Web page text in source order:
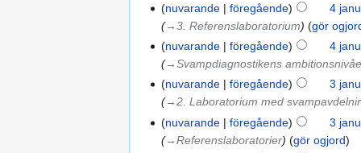
nuvarande
föregående
4
→‎3. Referenslaboratorium
gör
nuvarande
föregående
4
→‎Svampdiagnostikens
nuvarande
föregående
3
→‎2. Laboratorium med
nuvarande
föregående
3
→‎Referenslaboratorier
gör ogjord